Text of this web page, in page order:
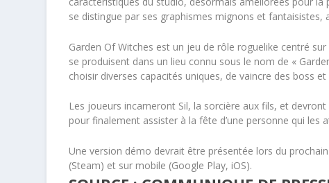
se distingue par ses graphismes mignons et fantaisistes,
Garden Of Witches est un jeu de rôle roguelike centré
se produisent dans un lieu connu sous le nom de «
choisir diverses capacités uniques, de vaincre des boss
Les joueurs incarneront Sil, la sorcière aux fils, et
pour finalement assister à la fête d’une personne qui les
Une version démo devrait être présentée lors du
(Steam) et sur mobile (Google Play, iOS).